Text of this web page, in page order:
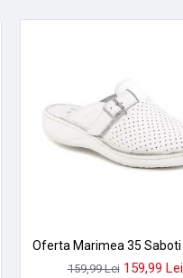
159,99 Lei 159,99 Lei